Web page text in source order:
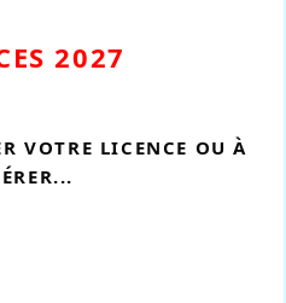
2027
VOTRE LICENCE OU À